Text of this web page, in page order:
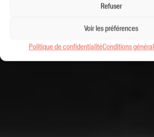
Refuser
Voir les préférences
Politique de confidentialitéConditions